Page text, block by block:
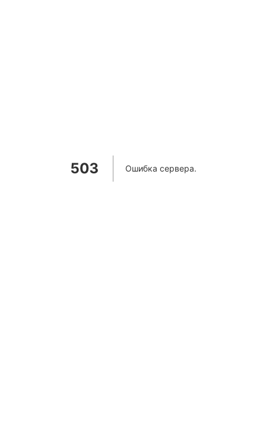
503 Ошибка сервера.